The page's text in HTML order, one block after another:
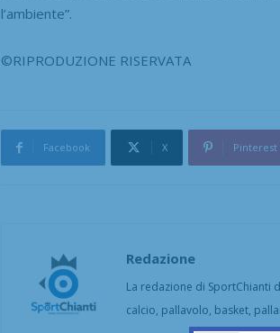
l’ambiente”.
©RIPRODUZIONE RISERVATA
Facebook X Pinterest
Redazione
La redazione di SportChianti
calcio, pallavolo, basket,